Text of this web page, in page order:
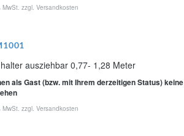
MwSt. zzgl.Versandkosten
ausziehbar 0,77- 1,28 Meter
als Gast (bzw. mit Ihrem derzeitigen Status) keine
MwSt. zzgl.Versandkosten